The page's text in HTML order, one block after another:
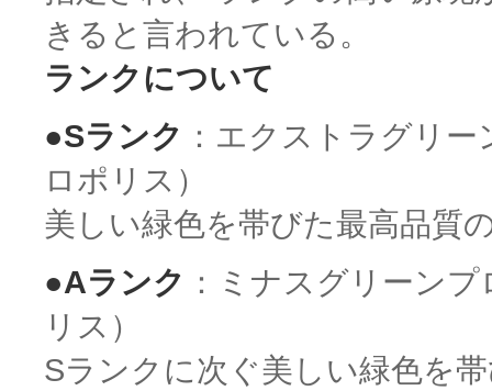
きると言われている。
ランクについて
●Sランク ：エクストラグリ
ロポリス）
美しい緑色を帯びた最高品質
●Aランク ：ミナスグリーン
リス）
Sランクに次ぐ美しい緑色を